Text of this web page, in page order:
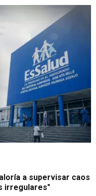
a supervisar caos
irregulares"